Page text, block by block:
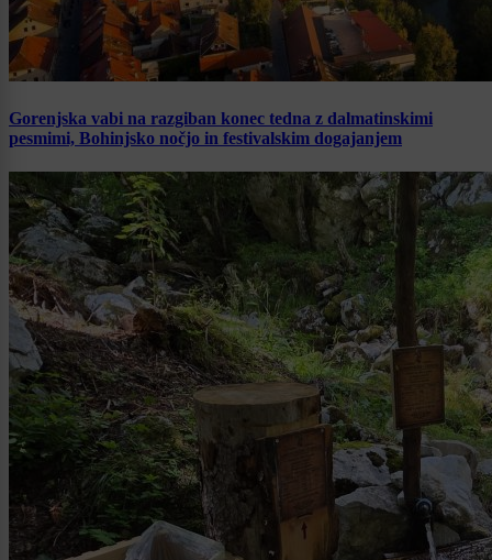
Gorenjska vabi na razgiban konec tedna z dalmatinskimi
pesmimi, Bohinjsko nočjo in festivalskim dogajanjem